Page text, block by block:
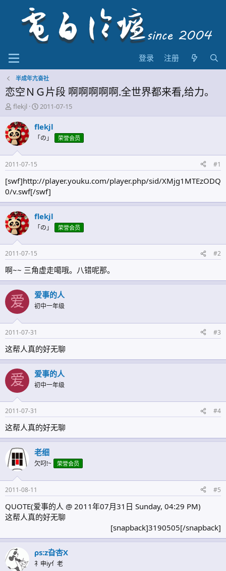
登录 注册
半成年亢奋社
恋空ＮＧ片段 啊啊啊啊啊.全世界都来看,给力。
主
题
发
起
人
flekjl
开
始
时
间
2011-07-15
flekjl
「の」 荣誉会员
2011-07-15 #1
[swf]http://player.youku.com/player.php/sid/XMjg1MTEzODQ
0/v.swf[/swf]
flekjl
「の」 荣誉会员
2011-07-15 #2
啊~~ 三角虚走噶哦。八错呢那。
爱 爱事的人
初中一年级
2011-07-31 #3
这帮人真的好无聊
爱 爱事的人
初中一年级
2011-07-31 #4
这帮人真的好无聊
老细
欠叼!~ 荣誉会员
2011-08-11 #5
QUOTE(爱事的人 @ 2011年07月31日 Sunday, 04:29 PM)
这帮人真的好无聊
[snapback]3190505[/snapback]​
ρs:z旮杏X
礻申iy亻老